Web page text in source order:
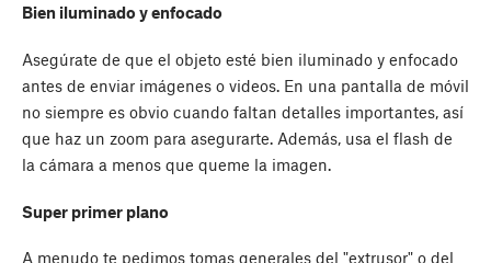
Bien iluminado y enfocado
Asegúrate de que el objeto esté bien iluminado y enfocado
antes de enviar imágenes o videos. En una pantalla de móvil
no siempre es obvio cuando faltan detalles importantes, así
que haz un zoom para asegurarte. Además, usa el flash de
la cámara a menos que queme la imagen.
Super primer plano
A menudo te pedimos tomas generales del "extrusor" o del